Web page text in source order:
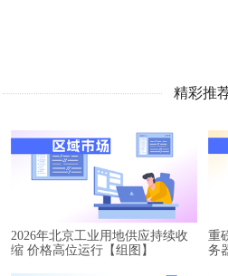
精彩推
2026年北京工业用地供应持续收
缩 价格高位运行【组图】
重
务